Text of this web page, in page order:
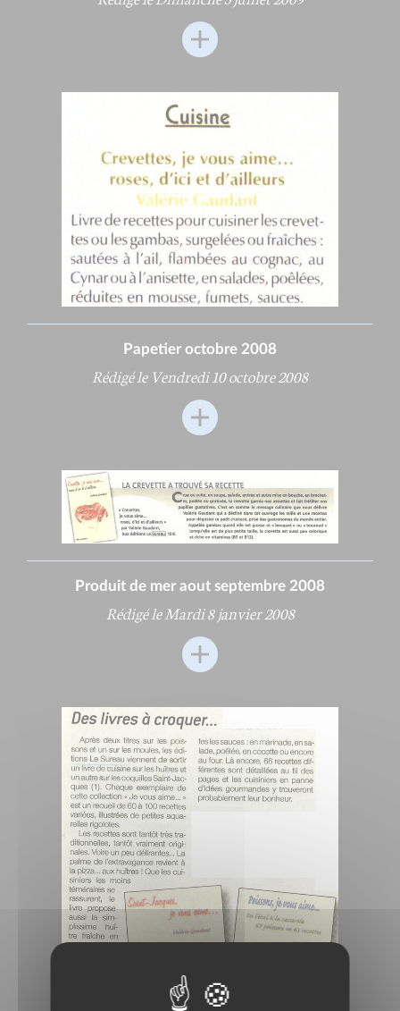
Papetier octobre 2008
Rédigé le Vendredi 10 octobre 2008
Produit de mer aout septembre 2008
Rédigé le Mardi 8 janvier 2008